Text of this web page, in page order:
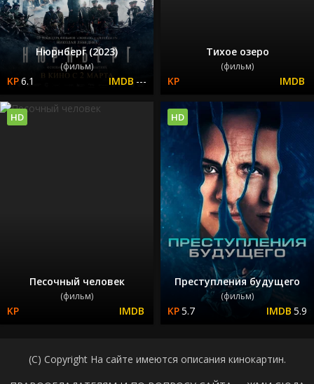
Нюрнберг (2023)
(фильм)
6.1 ---
Тихое озеро
(фильм)
Песочный человек
(фильм)
HD
Преступления будущего
(фильм)
5.7 5.9
HD
(C) Copyright На сайте имеются описания кинокартин.